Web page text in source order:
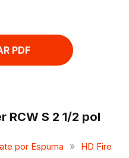
PDF
S 2 1/2 pol
por Espuma »
HD Fire